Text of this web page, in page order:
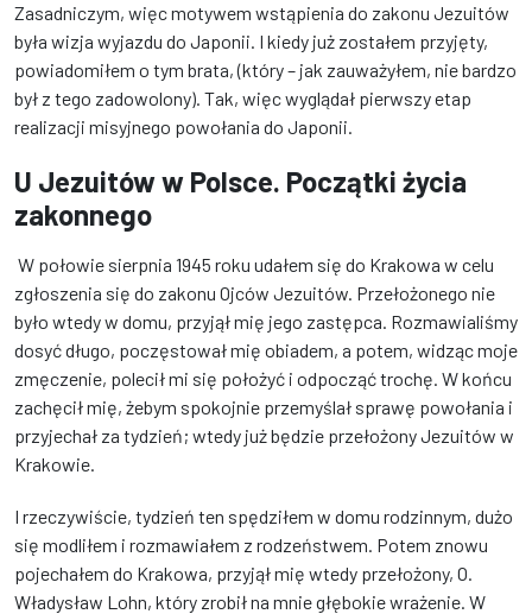
Zasadniczym, więc motywem wstąpienia do zakonu Jezuitów
była wizja wyjazdu do Japonii. I kiedy już zostałem przyjęty,
powiadomiłem o tym brata, (który – jak zauważyłem, nie bardzo
był z tego zadowolony). Tak, więc wyglądał pierwszy etap
realizacji misyjnego powołania do Japonii.
U Jezuitów w Polsce. Początki życia
zakonnego
W połowie sierpnia 1945 roku udałem się do Krakowa w celu
zgłoszenia się do zakonu Ojców Jezuitów. Przełożonego nie
było wtedy w domu, przyjął mię jego zastępca. Rozmawialiśmy
dosyć długo, poczęstował mię obiadem, a potem, widząc moje
zmęczenie, polecił mi się położyć i odpocząć trochę. W końcu
zachęcił mię, żebym spokojnie przemyślał sprawę powołania i
przyjechał za tydzień; wtedy już będzie przełożony Jezuitów w
Krakowie.
I rzeczywiście, tydzień ten spędziłem w domu rodzinnym, dużo
się modliłem i rozmawiałem z rodzeństwem. Potem znowu
pojechałem do Krakowa, przyjął mię wtedy przełożony, O.
Władysław Lohn, który zrobił na mnie głębokie wrażenie. W